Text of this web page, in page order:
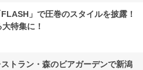
」で圧巻のスタイルを披露！
特集に！
トラン・森のビアガーデンで新潟